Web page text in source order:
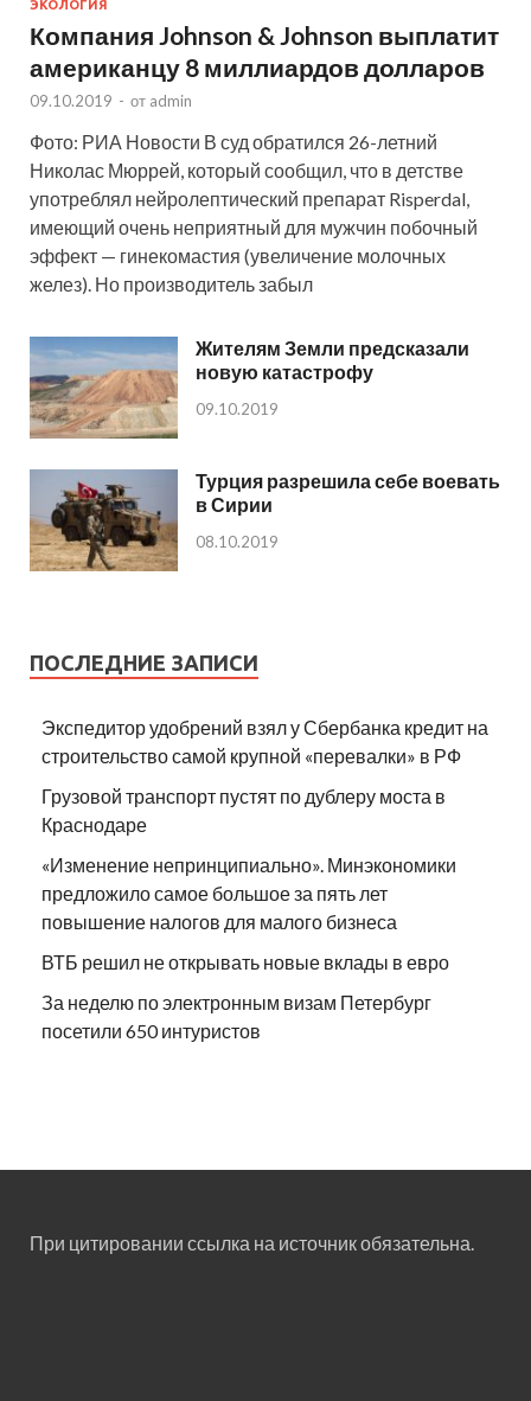
ЭКОЛОГИЯ
Компания Johnson & Johnson выплатит
американцу 8 миллиардов долларов
09.10.2019 - от admin
Фото: РИА Новости В суд обратился 26-летний
Николас Мюррей, который сообщил, что в детстве
употреблял нейролептический препарат Risperdal,
имеющий очень неприятный для мужчин побочный
эффект — гинекомастия (увеличение молочных
желез). Но производитель забыл
Жителям Земли предсказали
новую катастрофу
09.10.2019
Турция разрешила себе воевать
в Сирии
08.10.2019
ПОСЛЕДНИЕ ЗАПИСИ
Экспедитор удобрений взял у Сбербанка кредит на
строительство самой крупной «перевалки» в РФ
Грузовой транспорт пустят по дублеру моста в
Краснодаре
«Изменение непринципиально». Минэкономики
предложило самое большое за пять лет
повышение налогов для малого бизнеса
ВТБ решил не открывать новые вклады в евро
За неделю по электронным визам Петербург
посетили 650 интуристов
При цитировании ссылка на источник обязательна.